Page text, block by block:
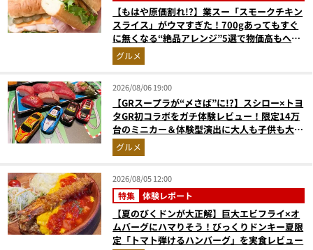
【もはや原価割れ!?】業スー「スモークチキン
スライス」がウマすぎた！700gあってもすぐ
に無くなる“絶品アレンジ”5選で物価高もへっ
ちゃら
グルメ
2026/08/06 19:00
【GRスープラが“〆さば”に!?】スシロー×トヨ
タGR初コラボをガチ体験レビュー！限定14万
台のミニカー＆体験型演出に大人も子供も大興
奮間違いなし
グルメ
2026/08/05 12:00
特集 体験レポート
【夏のびくドンが大正解】巨大エビフライ×オ
ムバーグにハマりそう！びっくりドンキー夏限
定「トマト弾けるハンバーグ」を実食レビュー